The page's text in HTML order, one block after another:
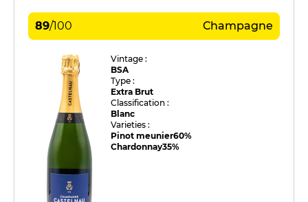
89/100 Champagne
Vintage :
BSA
Type :
Extra Brut
Classification :
Blanc
Varieties :
Pinot meunier60%
Chardonnay35%